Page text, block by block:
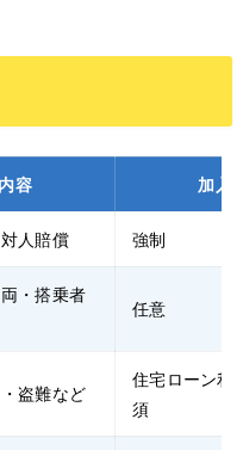
容 加入
人賠償 強制
・搭乗者
任意
盗難など
住宅ローン利
須